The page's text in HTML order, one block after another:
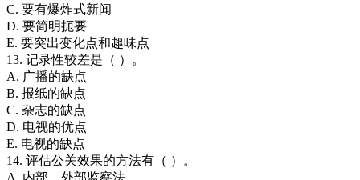
C. 要有爆炸式新闻
D. 要简明扼要
E. 要突出变化点和趣味点
13. 记录性较差是（ ）。
A. 广播的缺点
B. 报纸的缺点
C. 杂志的缺点
D. 电视的优点
E. 电视的缺点
14. 评估公关效果的方法有（ ）。
A. 内部、外部监察法